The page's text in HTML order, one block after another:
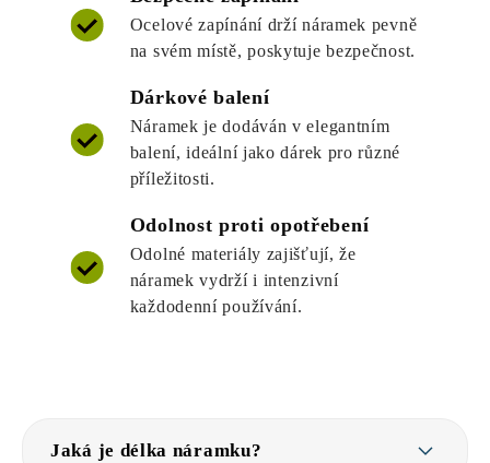
Ocelové zapínání drží náramek pevně
na svém místě, poskytuje bezpečnost.
Dárkové balení
Náramek je dodáván v elegantním
balení, ideální jako dárek pro různé
příležitosti.
Odolnost proti opotřebení
Odolné materiály zajišťují, že
náramek vydrží i intenzivní
každodenní používání.
Jaká je délka náramku?